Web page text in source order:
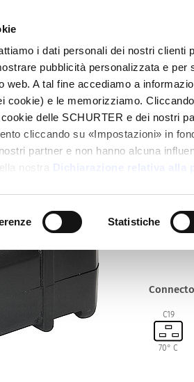
i dati personali dei nostri clienti
pubblicità personalizzata e per
web. A tal fine accediamo a
cookie) e le memorizziamo.
delle SCHURTER e dei nostri
cliccando su «Impostazioni» in
partner e non hanno alcuna
nostra Dichiarazione relativa alla
Statistiche
Series
0921
IEC
C19
70° C